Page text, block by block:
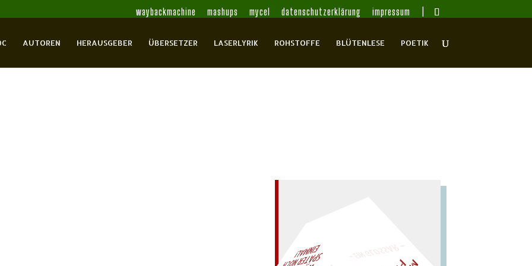
waybackmachine mashups mycel datenschutzerklärung impressum
AUTOREN HERAUSGEBER ÜBERSETZER LASERLYRIK ROHSTOFFE BLÜTENLESE POETIK